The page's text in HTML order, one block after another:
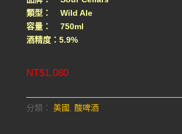
類型： Wild Ale
容量： 750ml
酒精度：5.9%
NT$1,080
分類： 美國, 酸啤酒